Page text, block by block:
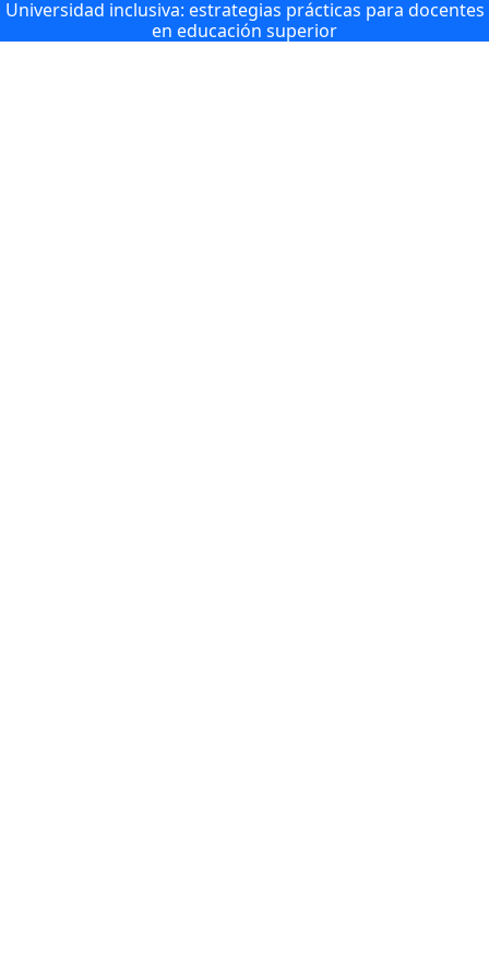
Universidad inclusiva: estrategias prácticas para docentes
en educación superior